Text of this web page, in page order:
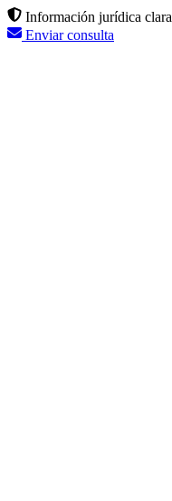
Información jurídica clara
Enviar consulta